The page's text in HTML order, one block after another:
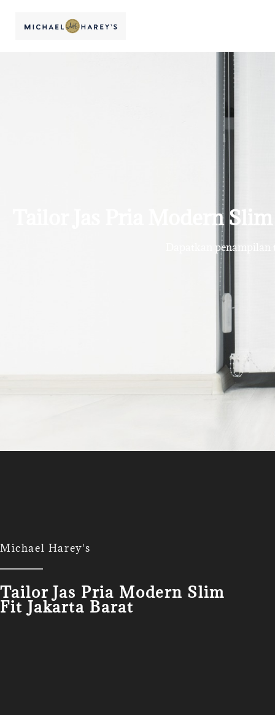
Tailor Jas Pria Modern
Dapatkan
Michael Harey's
Tailor Jas Pria Modern Slim
Fit Jakarta Barat